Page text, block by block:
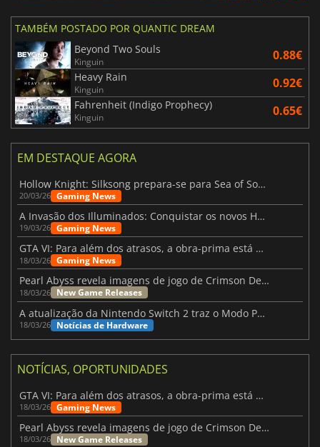
TAMBÉM POSTADO POR QUANTIC DREAM
Beyond Two Souls
Kinguin 0.88€
Heavy Rain
Kinguin 0.92€
Fahrenheit (Indigo Prophecy)
Kinguin 0.65€
EM DESTAQUE AGORA
Hollow Knight: Silksong prepara-se para Sea of Sorrow com um patch
20/03/26 Gaming News
A Invasão dos Illuminados: Conquistar os novos Helldivers 2 Atualização!
19/03/26 Gaming News
GTA VI: Para além dos atrasos, a obra-prima está quase a chegar
18/03/26 Gaming News
Pearl Abyss revela imagens de jogo de Crimson Desert para a PS5
18/03/26 New Game Releases
A atualização da Nintendo Switch 2 traz o Modo Portátil aos jogos mais antigos da Switch
18/03/26 Notícias de Hardware
NOTÍCIAS, OPORTUNIDADES
GTA VI: Para além dos atrasos, a obra-prima está quase a chegar
18/03/26 Gaming News
Pearl Abyss revela imagens de jogo de Crimson Desert para a PS5
18/03/26 New Game Releases